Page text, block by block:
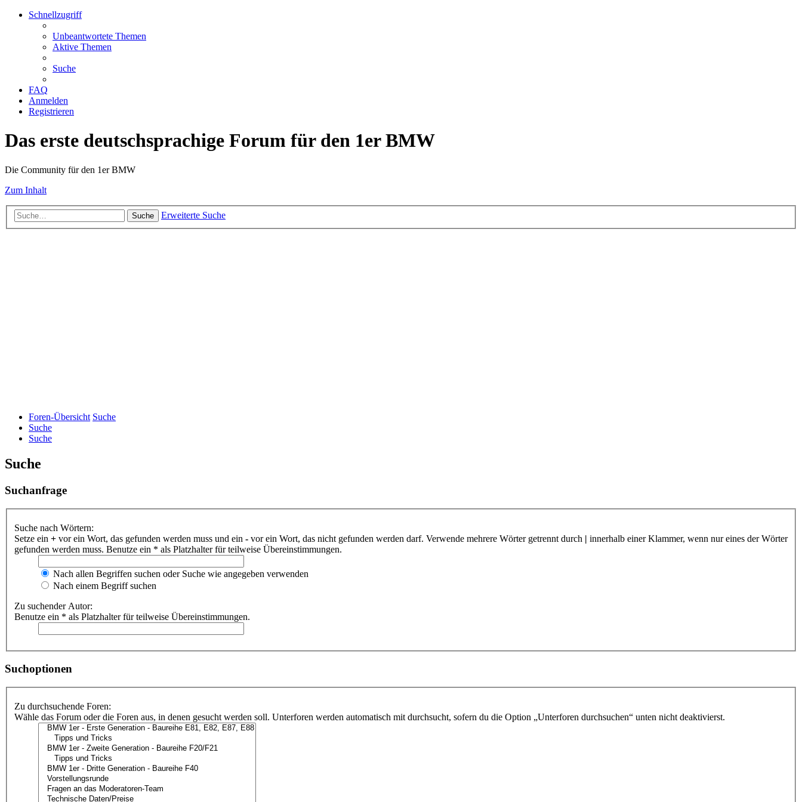
Schnellzugriff
Unbeantwortete Themen
Aktive Themen
Suche
FAQ
Anmelden
Registrieren
Das erste deutschsprachige Forum für den 1er BMW
Die Community für den 1er BMW
Zum Inhalt
Suche Erweiterte Suche
Foren-Übersicht Suche
Suche
Suche
Suche
Suchanfrage
Suche nach Wörtern:
Setze ein + vor ein Wort, das gefunden werden muss und ein - vor ein Wort, das nicht gefunden werden darf. Verwende mehrere Wörter getrennt durch | innerhalb einer Klammer, wenn nur eines der Wörter
gefunden werden muss. Benutze ein * als Platzhalter für teilweise Übereinstimmungen.
Nach allen Begriffen suchen oder Suche wie angegeben verwenden
Nach einem Begriff suchen
Zu suchender Autor:
Benutze ein * als Platzhalter für teilweise Übereinstimmungen.
Suchoptionen
Zu durchsuchende Foren:
Wähle das Forum oder die Foren aus, in denen gesucht werden soll. Unterforen werden automatisch mit durchsucht, sofern du die Option „Unterforen durchsuchen“ unten nicht deaktivierst.